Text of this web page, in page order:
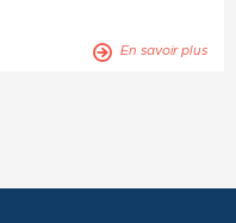
En savoir plus